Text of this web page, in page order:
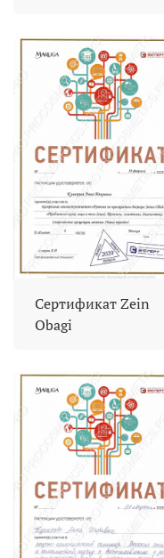
Сертификат Zein
Obagi